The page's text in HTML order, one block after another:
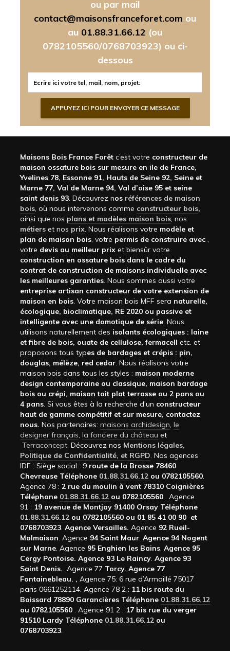
ou par mail
contact@maisonsfranceforet.com ou
au 01.88.31.66.12 (ou
0782105560/0768703923) ou ci-
dessous
Maisons Bois France Forêt c’est votre constructeur de
maison ossature bois sur mesure en ile de France,
Yvelines 78, Essonne 91, Hauts de Seine 92, Seine et
Marne 77, Val de Marne 94, Val d’oise 95 et seine
saint denis 93. Découvrez nos références de maison
bois, où nous intervenons comme constructeur bois,
ainsi que nos plans et modèles maison bois, nos
métiers et nos prix. Nous réalisons votre modèle et
plan de maison bois, votre permis de construire avec ,
votre devis au meilleur prix et biensûr votre
construction en ossature bois dans le cadre du
contrat de construction de maisons individuelle avec
les meilleures garanties. Nous sommes aussi votre
entreprise artisan constructeur de votre extension de
maison en bois. Votre maison bois MFF sera naturelle,
écologique, bioclimatique, RE 2020 ou passive et
intelligente avec une domotique de série. Nous
utilisons naturellement des isolants écologiques : laine
et fibre de bois, ouate de cellulose, fermacell etc. et
proposons tous types de bardages et crépis : pin,
douglas, mélèze, red cedar. Nous réalisons votre
maison bois dans tous les styles : maison moderne
design contemporaine ou classique, maison bardage
bois ou crépi, maison toit plat terrasse ou 2 pans ou
4 pans. Si vous êtes à la recherche d’un constructeur
haut de gamme compétitif et sur mesure, contactez
nous. Nos partenaires: maisons archidesign, le
designer français, la fonciere du château et
Terraconcept. Découvrez nos Mentions légales,
Politique de Confidentialité, et RGPD. Nos agences
IDF : Siège social : 9 route de la Brosse 78460
Chevreuse Téléphone 01.88.31.66.12 ou 0782105560.
Agence 78 : 2 rue du moulin à vent 78310 Coignières
Téléphone 01.88.31.66.12 ou 0782105560 . Agence
91 : 19 avenue de Montjay 91400 Orsay Téléphone
01.88.31.66.12 ou 0782105560 ou 01 85 41 00 90 et
0768703923. Agence Versailles. Agence 92 Rueil-
Malmaison. Agence 94 Saint Maur. Agence 94 Nogent
sur Marne. Agence 95 Enghien les Bains. Agence 95
Cergy Pontoise. Agence 93 Le Raincy. Agence 93
Saint Denis. Agence 77 Torcy. Agence 77
Fontainebleau. , Agence 75: 6 rue d’Armaillé 75017
paris 0661252114. Agence 78 2 : 11 bis route du
Boissard 78890 Garancières Téléphone 01.88.31.66.12
ou 0782105560 . Agence 91 2 : 17 bis rue du verger
91510 Lardy Téléphone 01.88.31.66.12 ou
0768703923.